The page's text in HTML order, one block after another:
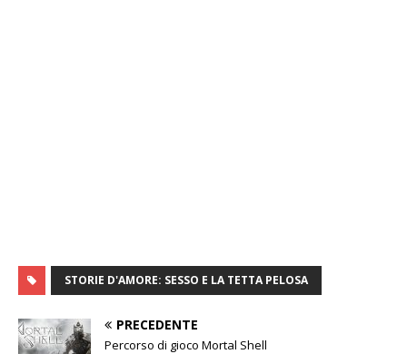
STORIE D'AMORE: SESSO E LA TETTA PELOSA
PRECEDENTE
Percorso di gioco Mortal Shell